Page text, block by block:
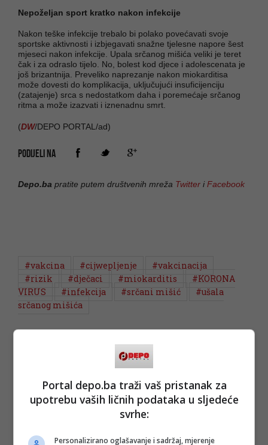
Nepoželjan sport kratko nakon infekcije
Nakon teške infekcije trebalo bi polako povećavati svoje
sportske aktivnosti i izbjegavati snažne tjelesne napore šest
mjeseci nakon infekcije. Upala srčanog mišića veliki je teret
čak i za odraslo tijelo. No, bolest kod djece i adolescenata je
još brizantnija. Preveliko naprezanje nakon miokarditisa
može dovesti do komplikacija, uključujući insuficijenciju
(zatajenje) srca s nedostatkom daha i poremećaje srčanog
ritma a može izazvati i iznenadnu smrt.
(DW/DEPO PORTAL/ad)
PODIJELI NA
Depo.ba pratite putem društvenih mreža Twitter iFacebook
#vakcina #cijwepljenje
#vakcinacija
#rizik
#dječaci #miokarditis
#KORONA
VIRUS
#infekcija #srčani mišić
#ušala
srčanog mišića
Portal depo.ba traži vaš pristanak za
upotrebu vaših ličnih podataka u sljedeće
svrhe:
Personalizirano oglašavanje i sadržaj, mjerenje